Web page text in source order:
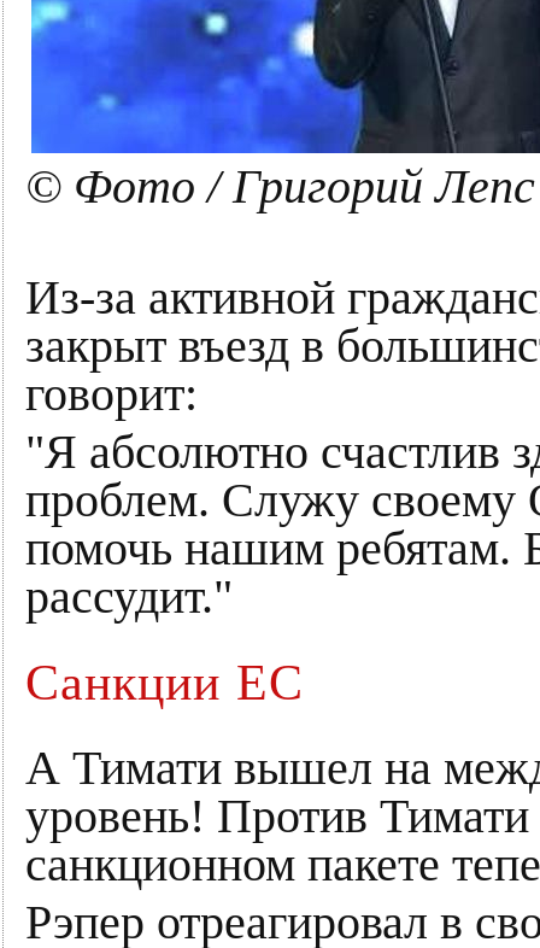
© Фото / Григорий Лепс
Из-за активной
закрыт въезд в
говорит:
"Я абсолютно счастлив
проблем. Служу своему
помочь нашим ребятам.
рассудит."
Санкции ЕС
А Тимати вышел на
уровень! Против
санкционном пакете
Рэпер отреагировал в